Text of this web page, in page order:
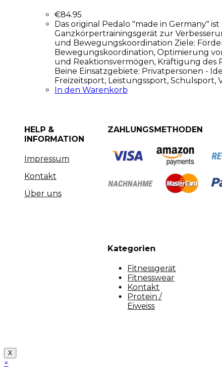
€84.95
Das original Pedalo "made in Germany" ist
Ganzkörpertrainingsgerät zur
und Bewegungskoordination Ziele:
Bewegungskoordination, Optimierung
und Reaktionsvermögen, Kräftigung des
Beine Einsatzgebiete: Privatpersonen -
Freizeitsport, Leistungssport, Schulsport,
In den Warenkorb
HELP &
INFORMATION
Impressum
Kontakt
Über uns
ZAHLUNGSMETHODEN
Kategorien
Fitnessgerät
Fitnesswear
Kontakt
Protein /
Eiweiss
X
×